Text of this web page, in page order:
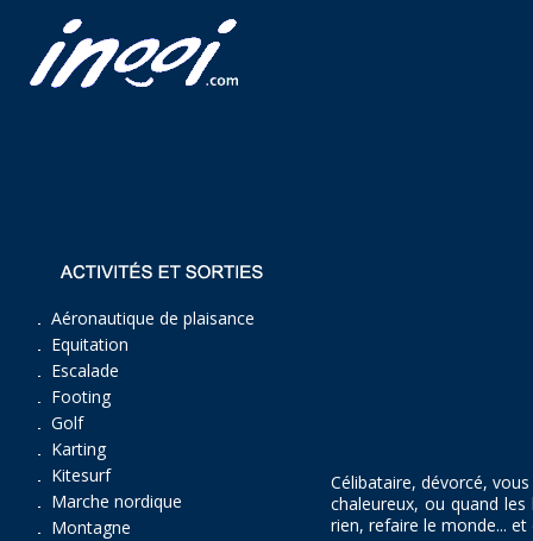
Aéronautique de plaisance
Equitation
Escalade
Footing
Golf
Karting
Kitesurf
Marche nordique
Montagne
Célibataire, dévorcé,
chaleureux, ou quand
rien, refaire le monde...